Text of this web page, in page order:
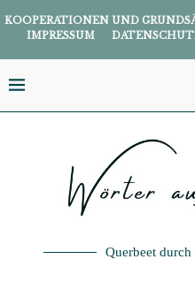
KOOPERATIONEN UND
IMPRESSUM
Querbeet